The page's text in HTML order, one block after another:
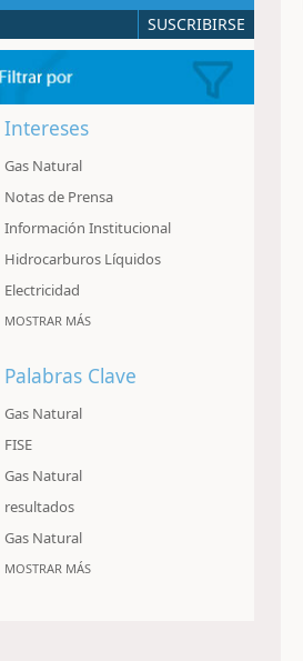
SUSCRIBIRSE
Intereses
Gas Natural
Notas de Prensa
Información Institucional
Hidrocarburos Líquidos
Electricidad
MOSTRAR MÁS
Palabras Clave
Gas Natural
FISE
Gas Natural
resultados
Gas Natural
MOSTRAR MÁS